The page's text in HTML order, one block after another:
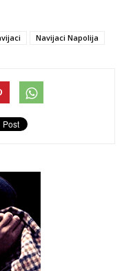
Navijaci Napolija